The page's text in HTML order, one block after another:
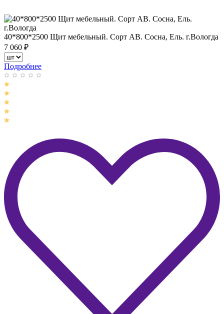
40*800*2500 Щит мебельный. Сорт АВ. Сосна, Ель. г.Вологда
7 060 ₽
Подробнее